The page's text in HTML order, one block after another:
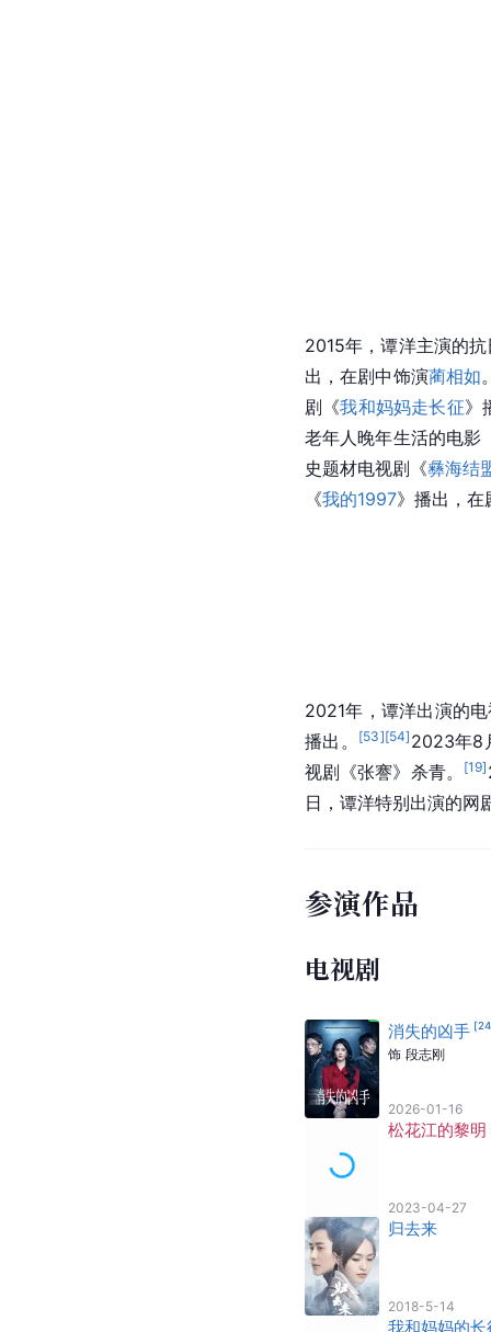
2015年，谭洋主演的
出，在剧中饰演蔺相如
剧《我和妈妈走长征》
老年人晚年生活的电影
史题材电视剧《彝海结
《我的1997》播出，在
2021年，谭洋出演的
播出。
[53][54] 2023年8
视剧《张謇》杀青。
[19]
日，谭洋特别出演的网
参演作品
电视剧
消失的凶手 [24
饰 段志刚
2026-01-16
松花江的黎明
2023-04-27
归去来
2018-5-14
我和妈妈的长